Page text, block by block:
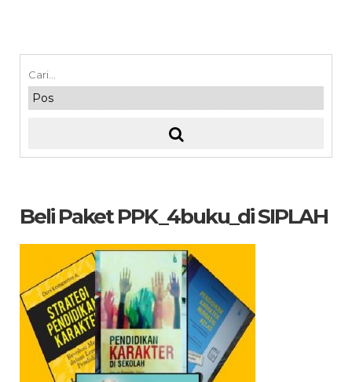
Beli Paket PPK_4buku_di SIPLAH